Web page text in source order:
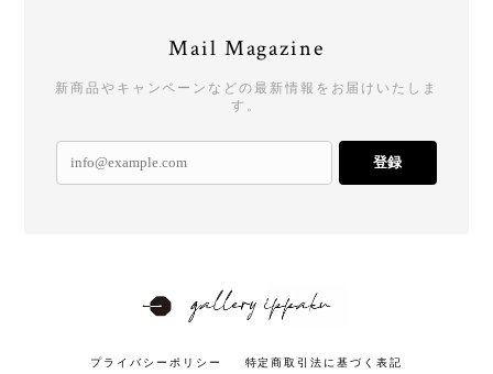
Mail Magazine
新商品やキャンペーンなどの最新情報をお届けいたしま
す。
登録
プライバシーポリシー 特定商取引法に基づく表記